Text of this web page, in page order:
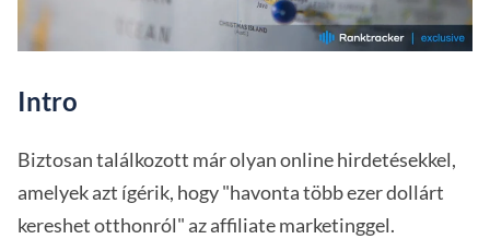
Intro
Biztosan találkozott már olyan online hirdetésekkel,
amelyek azt ígérik, hogy "havonta több ezer dollárt
kereshet otthonról" az affiliate marketinggel.